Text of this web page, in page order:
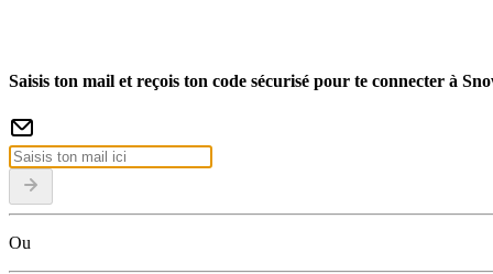
Saisis ton mail et reçois ton code sécurisé pour te connecter à
Ou